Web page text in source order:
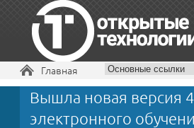
Вы здесь
Главная
Вышла новая версия
электронного